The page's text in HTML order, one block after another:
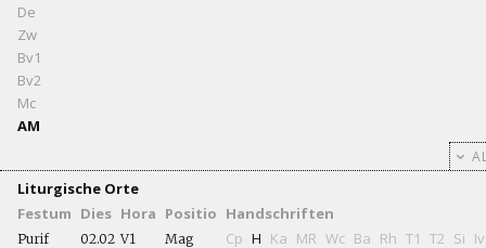
De
Zw
Bv1
Bv2
Mc
AM
Liturgische Orte
Festum Dies Hora Positio Handschriften
Purif 02.02 V1 Mag Cp H Ka MR Wc Ba Rh T1 T2 Si Iv